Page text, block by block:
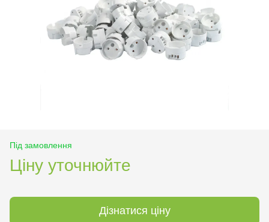
Під замовлення
Ціну уточнюйте
Дізнатися ціну